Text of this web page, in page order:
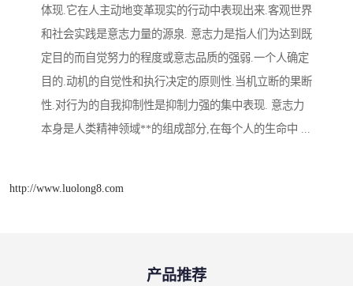
体现.它在人主动地变革现实的行动中表现出来.客观世界
和社会实践是意志力量的源泉. 意志力是指人们为达到既
定目的而自觉努力的程度或意志品质的强弱.一个人确定
目的.动机的自觉性和执行决定的原则性.当机立断的果断
性.对行为的自我抑制性是抑制力强的集中表现. 意志力
本身是人类精神领域**的组成部分,在每个人的生命中 ...
http://www.luolong8.com
产品推荐